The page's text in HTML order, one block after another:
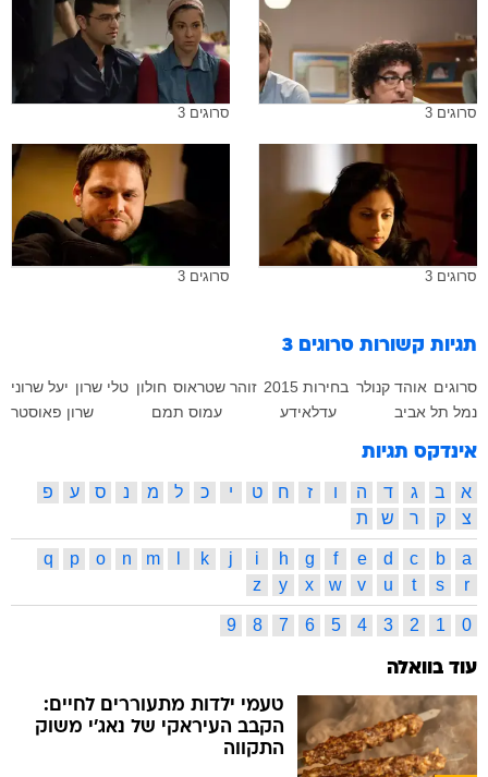
סרוגים 3 סרוגים 3
סרוגים 3 סרוגים 3
תגיות קשורות סרוגים 3
סרוגים אוהד קנולר בחירות 2015 זוהר שטראוס חולון טלי שרון יעל שרוני
נמל תל אביב
עדלאידע עמוס תמם שרון פאוסטר
אינדקס תגיות
א ב ג ד ה ו ז ח ט י כ ל מ נ ס ע
פ
צ
ק ר ש ת
a
b
c
d
e
f
g
h
i
j
k
m
n
o
p
q
r
s
t
u
v
w
x
y
z
0
1
2
3
4
5
6
7
8
9
עוד בוואלה
טעמי ילדות מתעוררים לחיים:
הקבב העיראקי של נאג׳י משוק
התקווה